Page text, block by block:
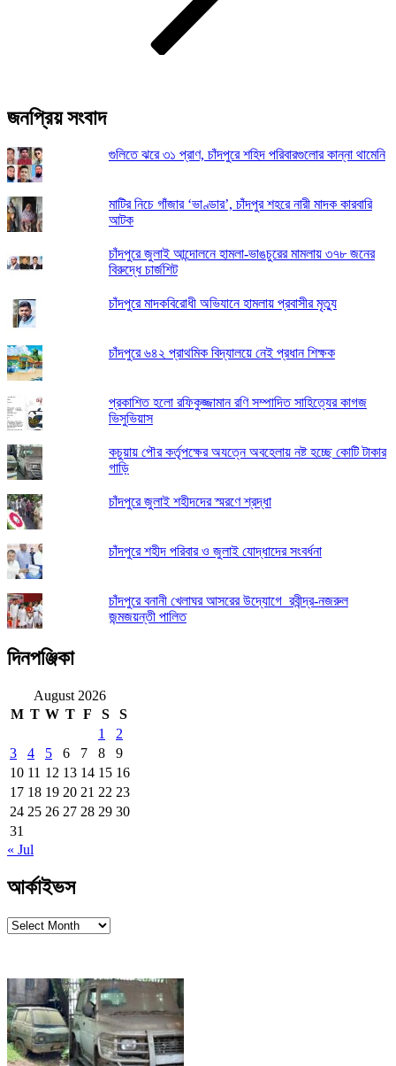
জনপ্রিয় সংবাদ
গুলিতে ঝরে ৩১ প্রাণ, চাঁদপুরে শহিদ পরিবারগুলোর কান্না থামেনি
মাটির নিচে গাঁজার ‘ভাণ্ডার’, চাঁদপুর শহরে নারী মাদক কারবারি
আটক
চাঁদপুরে জুলাই আন্দোলনে হামলা-ভাঙচুরের মামলায় ৩৭৮ জনের
বিরুদ্ধে চার্জশিট
চাঁদপুরে মাদকবিরোধী অভিযানে হামলায় প্রবাসীর মৃত্যু
চাঁদপুরে ৬৪২ প্রাথমিক বিদ্যালয়ে নেই প্রধান শিক্ষক
প্রকাশিত হলো রফিকুজ্জামান রণি সম্পাদিত সাহিত্যের কাগজ
ভিসুভিয়াস
কচুয়ায় পৌর কর্তৃপক্ষের অযত্নে অবহেলায় নষ্ট হচ্ছে কোটি টাকার
গাড়ি
চাঁদপুরে জুলাই শহীদদের স্মরণে শ্রদ্ধা
চাঁদপুরে শহীদ পরিবার ও জুলাই যোদ্ধাদের সংবর্ধনা
চাঁদপুরে বনানী খেলাঘর আসরের উদ্যোগে রবীন্দ্র-নজরুল
জন্মজয়ন্তী পালিত
দিনপঞ্জিকা
August 2026
M T W T F S
S
1
2
3
4 5 6 7 8
9
10 11 12 13 14 15 16
17 18 19 20 21 22 23
24 25 26 27 28 29 30
31
« Jul
আর্কাইভস
আর্কাইভস